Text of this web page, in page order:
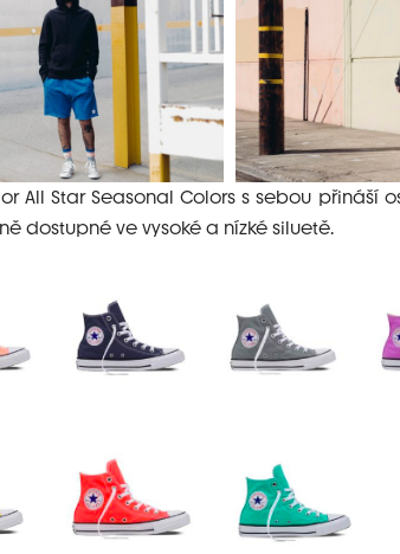
All Star Seasonal Colors s sebou přináší
dostupné ve vysoké a nízké siluetě.